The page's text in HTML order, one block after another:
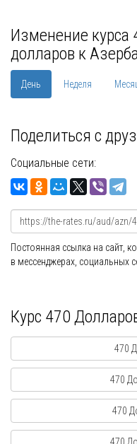
Изменение курса
долларов к
День Неделя
Поделиться с
Социальные сети:
Постоянная ссылка на сайт,
в мессенджерах, социальных
Курс 470
470
470
470